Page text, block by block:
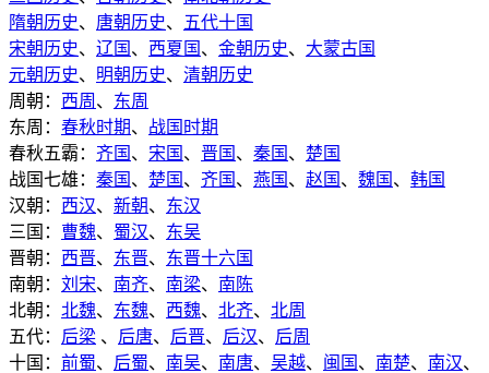
隋朝历史、 唐朝历史、
五代十国
宋朝历史、 辽国 、 西夏国 、 金朝历史、 大蒙古国
元朝历史、 明朝历史、 清朝历史
周朝： 西周 、 东周
东周： 春秋时期、 战国时期
春秋五霸： 齐国 、 宋国 、 晋国 、 秦国 、 楚国
战国七雄： 秦国 、 楚国 、 齐国 、 燕国 、 赵国 、 魏国 、 韩国
汉朝： 西汉、 新朝、 东汉
三国： 曹魏、 蜀汉、 东吴
晋朝： 西晋、 东晋、 东晋十六国
南朝： 刘宋、 南齐、 南梁、 南陈
北朝： 北魏、 东魏、 西魏、 北齐、 北周
五代： 后梁 、 后唐、 后晋、 后汉、 后周
十国： 前蜀、 后蜀、 南吴、 南唐、 吴越、 闽国 、 南楚、 南汉、